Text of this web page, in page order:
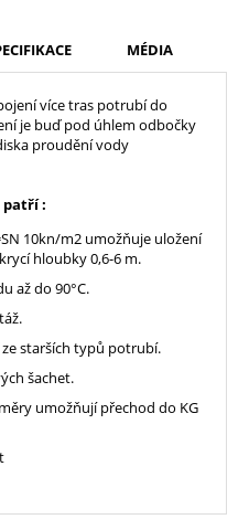
MÉDIA
více tras potrubí do
je buď pod úhlem odbočky
proudění vody
patří :
10kn/m2 umožňuje uložení
hloubky 0,6-6 m.
až do 90°C.
starších typů potrubí.
šachet.
umožňují přechod do KG